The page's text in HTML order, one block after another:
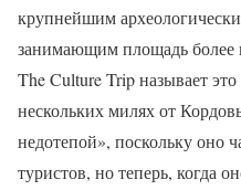
крупнейшим
занимающим площадь более
The Culture Trip называет
нескольких милях от
недотепой», поскольку оно
туристов, но теперь, когда